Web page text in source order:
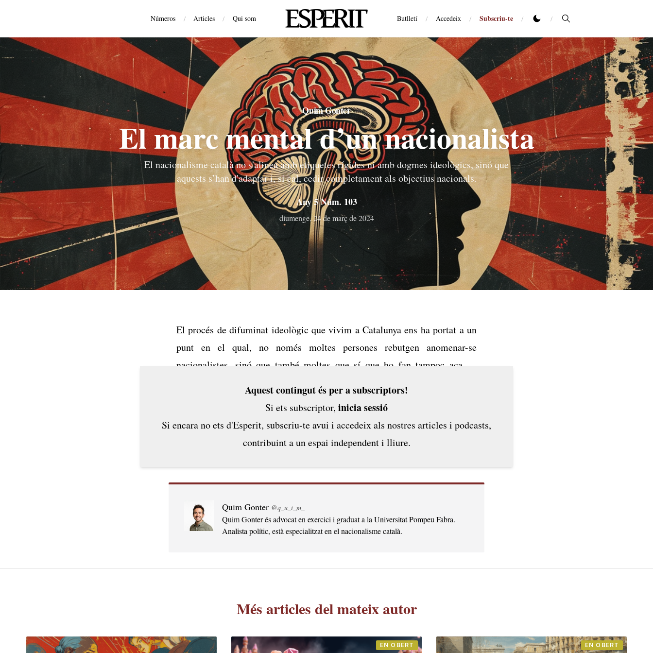
Números / Articles / Qui som Butlletí / Accedeix / Subscriu-te / /
Quim Gonter
El marc mental d’un nacionalista
El nacionalisme català no s'alinea amb etiquetes rígides ni amb dogmes ideològics, sinó que
aquests s’han d'adaptar i, si cal, cedir completament als objectius nacionals.
Any 5 Núm. 103
diumenge, 24 de març de 2024
El procés de difuminat ideològic que vivim a Catalunya ens ha portat a un
punt en el qual, no només moltes persones rebutgen anomenar-se
nacionalistes, sinó que també moltes que sí que ho fan tampoc acaben
malentesos. Quins són els objectius dels partidaris del nacionalisme català?
Aquest contingut és per a subscriptors!
Si ets subscriptor, inicia sessió
Si encara no ets d'Esperit, subscriu-te avui i accedeix als nostres articles i podcasts,
contribuint a un espai independent i lliure.
Quim Gonter @q_u_i_m_
Quim Gonter és advocat en exercici i graduat a la Universitat Pompeu Fabra.
Analista polític, està especialitzat en el nacionalisme català.
Més articles del mateix autor
EN OBERT EN OBERT